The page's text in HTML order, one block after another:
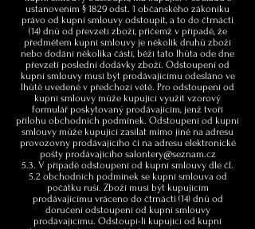
ustanovením § 1829 odst. 1 občanského zákoníku
právo od kupní smlouvy odstoupit, a to do čtrnácti
(14) dnů od převzetí zboží, přičemž v případě, že
předmětem kupní smlouvy je několik druhů zboží
nebo dodání několika částí, běží tato lhůta ode dne
převzetí poslední dodávky zboží. Odstoupení od
kupní smlouvy musí být prodávajícímu odesláno ve
lhůtě uvedené v předchozí větě. Pro odstoupení od
kupní smlouvy může kupující využít vzorový
formulář poskytovaný prodávajícím, jenž tvoří
přílohu obchodních podmínek. Odstoupení od kupní
smlouvy může kupující zasílat mimo jiné na adresu
provozovny prodávajícího či na adresu elektronické
pošty prodávajícího salontery@seznam.cz
5.3. V případě odstoupení od kupní smlouvy dle čl.
5.2 obchodních podmínek se kupní smlouva od
počátku ruší. Zboží musí být kupujícím
prodávajícímu vráceno do čtrnácti (14) dnů od
doručení odstoupení od kupní smlouvy
prodávajícímu. Odstoupí-li kupující od kupní